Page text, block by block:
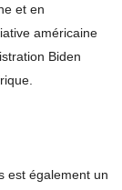
et en
américaine
Biden
est également un